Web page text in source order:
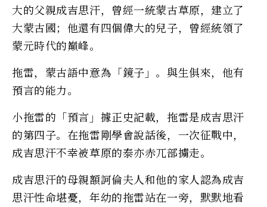
大的父親成吉思汗，曾經一統蒙古草原，建立了
大蒙古國；他還有四個偉大的兒子，曾經統領了
蒙元時代的巔峰。
拖雷，蒙古語中意為「鏡子」。與生俱來，他有
預言的能力。
小拖雷的「預言」據正史記載，拖雷是成吉思汗
的第四子。在拖雷剛學會說話後，一次征戰中，
成吉思汗不幸被草原的泰亦赤兀部擄走。
成吉思汗的母親額訶倫夫人和他的家人認為成吉
思汗性命堪憂，年幼的拖雷站在一旁，默默地看